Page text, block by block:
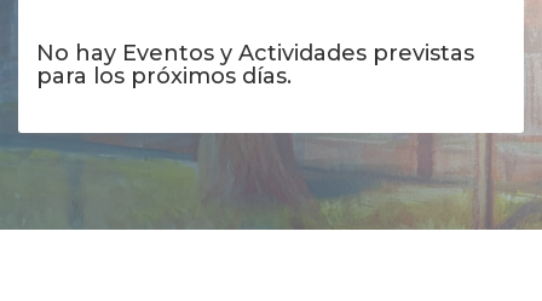
No hay Eventos y Actividades previstas
para los próximos días.